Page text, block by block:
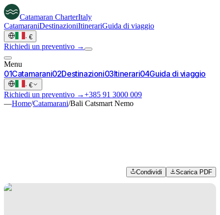
Catamaran CharterItaly
CatamaraniDestinazioniItinerariGuida di viaggio
· €
Richiedi un preventivo →
Menu
01Catamarani02Destinazioni03Itinerari04Guida di viaggio
· €
Richiedi un preventivo →+385 91 3000 009
—Home/Catamarani/Bali Catsmart Nemo
Condividi Scarica PDF